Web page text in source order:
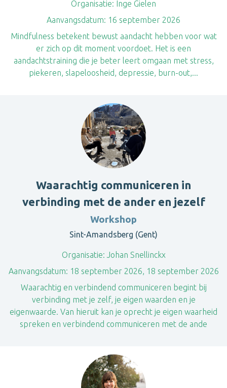
Organisatie: Inge Gielen
Aanvangsdatum: 16 september 2026
Mindfulness betekent bewust aandacht hebben voor wat
er zich op dit moment voordoet. Het is een
aandachtstraining die je beter leert omgaan met stress,
piekeren, slapeloosheid, depressie, burn-out,...
Waarachtig communiceren in
verbinding met de ander en jezelf
Workshop
Sint-Amandsberg (Gent)
Organisatie: Johan Snellinckx
Aanvangsdatum: 18 september 2026, 18 september 2026
Waarachtig en verbindend communiceren begint bij
verbinding met je zelf, je eigen waarden en je
eigenwaarde. Van hieruit kan je oprecht je eigen waarheid
spreken en verbindend communiceren met de ande